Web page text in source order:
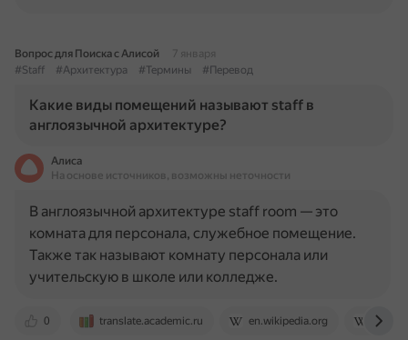
Вопрос для Поиска с Алисой
7 января
#Staff
#Архитектура #Термины #Перевод
Какие виды помещений называют staff в
англоязычной архитектуре?
Алиса
На основе источников, возможны неточности
0 translate.academic.ru en.wikipedia.org
В англоязычной архитектуре staff room — это
комната для персонала, служебное помещение.
Также так называют комнату персонала или
учительскую в школе или колледже.